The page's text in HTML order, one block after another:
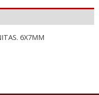
6X7MM